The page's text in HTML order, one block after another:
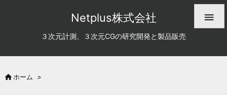
Netplus株式会社
３次元計測、３次元CGの研究開発と製品販売

 ホーム >